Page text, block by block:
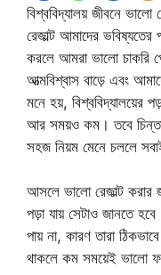
বিশ্ববিদ্যালয় জীবনে
রেজাল্ট আমাদের
করলে আমরা ভালো চাকরি
আত্মবিশ্বাস বাড়ে এবং
মনে হয়,
আর সময়ও কম। তবে
সহজ নিয়ম মেনে চললে
আসলে ভালো রেজাল্ট
পড়া যায় সেটাও জানতে
পায় না, কারণ তারা
থাকলে কম সময়েই ভালো